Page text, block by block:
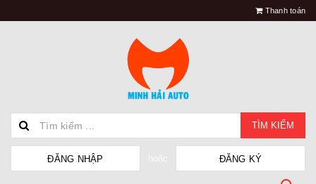
Thanh toán
TÌM KIẾM
ĐĂNG NHẬP hoặc ĐĂNG KÝ